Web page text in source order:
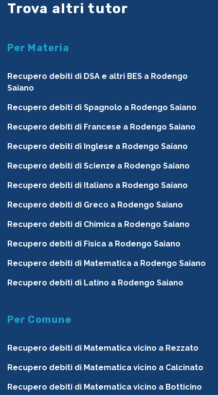
Trova altri tutor
Per Materia
Recupero debiti di DSA e altri BES a Rodengo
Saiano
Recupero debiti di Spagnolo a Rodengo Saiano
Recupero debiti di Francese a Rodengo Saiano
Recupero debiti di Inglese a Rodengo Saiano
Recupero debiti di Scienze a Rodengo Saiano
Recupero debiti di Italiano a Rodengo Saiano
Recupero debiti di Greco a Rodengo Saiano
Recupero debiti di Chimica a Rodengo Saiano
Recupero debiti di Fisica a Rodengo Saiano
Recupero debiti di Matematica a Rodengo Saiano
Recupero debiti di Latino a Rodengo Saiano
Per Comune
Recupero debiti di Matematica vicino a Rezzato
Recupero debiti di Matematica vicino a Calcinato
Recupero debiti di Matematica vicino a Botticino